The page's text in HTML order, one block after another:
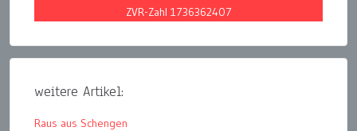
ZVR-Zahl 1736362407
weitere Artikel:
Raus aus Schengen